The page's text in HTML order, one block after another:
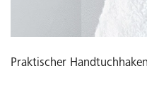
Praktischer Handtuchhaken